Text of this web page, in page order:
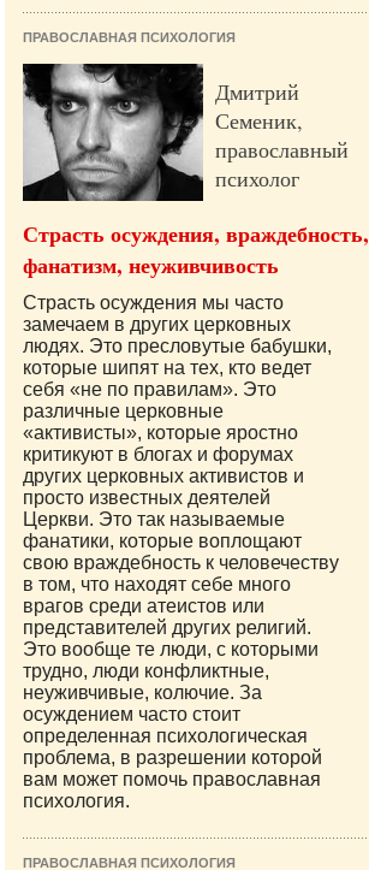
ПРАВОСЛАВНАЯ ПСИХОЛОГИЯ
Дмитрий
Семеник,
православный
психолог
Страсть осуждения, враждебность,
фанатизм, неуживчивость
Страсть осуждения мы часто
замечаем в других церковных
людях. Это пресловутые бабушки,
которые шипят на тех, кто ведет
себя «не по правилам». Это
различные церковные
«активисты», которые яростно
критикуют в блогах и форумах
других церковных активистов и
просто известных деятелей
Церкви. Это так называемые
фанатики, которые воплощают
свою враждебность к человечеству
в том, что находят себе много
врагов среди атеистов или
представителей других религий.
Это вообще те люди, с которыми
трудно, люди конфликтные,
неуживчивые, колючие. За
осуждением часто стоит
определенная психологическая
проблема, в разрешении которой
вам может помочь православная
психология.
ПРАВОСЛАВНАЯ ПСИХОЛОГИЯ